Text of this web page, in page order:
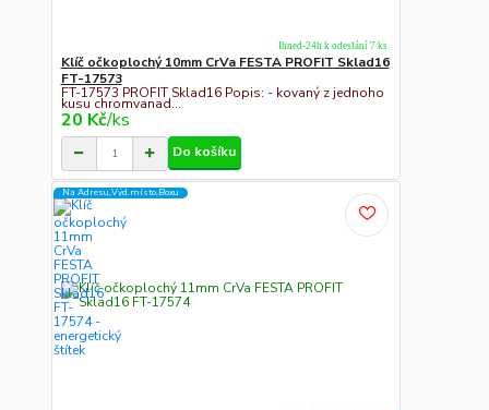
Klíč očkoplochý 10mm CrVa FESTA PROFIT Sklad16
FT-17573
FT-17573 PROFIT Sklad16 Popis: - kovaný z jednoho
kusu chromvanad...
20 Kč/ks
Ihned-24h k odeslání 7 ks
Do košíku
Na Adresu,Výd.místo,Boxu